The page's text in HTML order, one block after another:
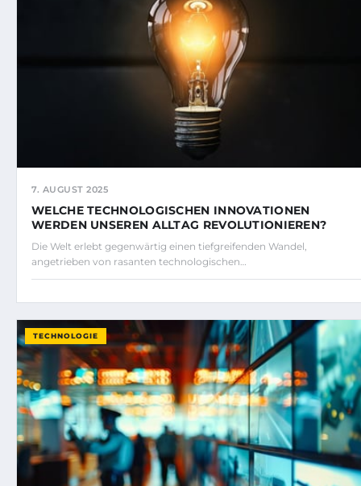
7. AUGUST 2025
WELCHE TECHNOLOGISCHEN INNOVATIONEN
WERDEN UNSEREN ALLTAG REVOLUTIONIEREN?
Die Welt erlebt gegenwärtig einen tiefgreifenden Wandel,
angetrieben von rasanten technologischen…
TECHNOLOGIE